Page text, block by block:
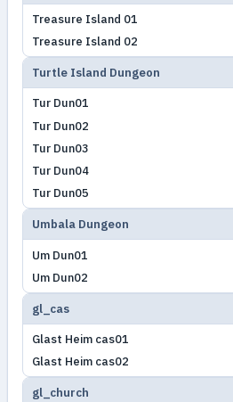
Treasure Island 01
Treasure Island 02
Turtle Island Dungeon
Tur Dun01
Tur Dun02
Tur Dun03
Tur Dun04
Tur Dun05
Umbala Dungeon
Um Dun01
Um Dun02
gl_cas
Glast Heim cas01
Glast Heim cas02
gl_church